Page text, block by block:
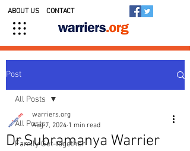
ABOUT US CONTACT
Post
All Posts
Family Get-together
All Posts
Dr.Subramanya Warrier
warriers.org
Aug 7, 2024 1 min read